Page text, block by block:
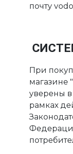
почту
При
магазине
уверены
рамках